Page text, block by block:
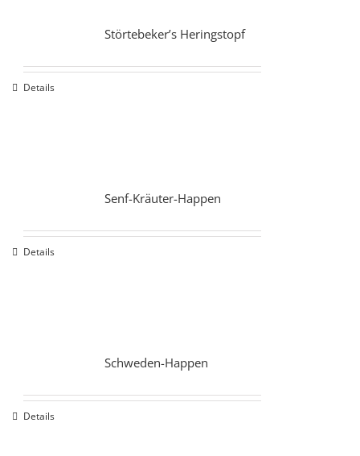
Störtebeker’s Heringstopf
Details
Senf-Kräuter-Happen
Details
Schweden-Happen
Details